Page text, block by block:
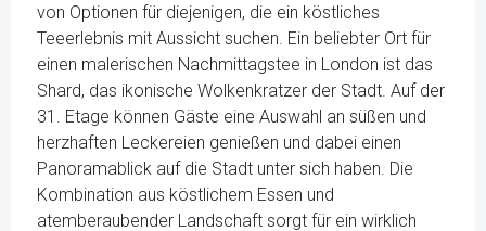
von Optionen für diejenigen, die ein köstliches
Teeerlebnis mit Aussicht suchen. Ein beliebter Ort für
einen malerischen Nachmittagstee in London ist das
Shard, das ikonische Wolkenkratzer der Stadt. Auf der
31. Etage können Gäste eine Auswahl an süßen und
herzhaften Leckereien genießen und dabei einen
Panoramablick auf die Stadt unter sich haben. Die
Kombination aus köstlichem Essen und
atemberaubender Landschaft sorgt für ein wirklich